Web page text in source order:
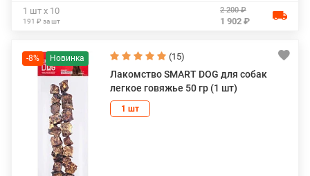
1 шт х 10
191 ₽ за шт
2 200 ₽
1 902 ₽
-8% (15)
Лакомство SMART DOG для собак
легкое говяжье 50 гр (1 шт)
1 шт